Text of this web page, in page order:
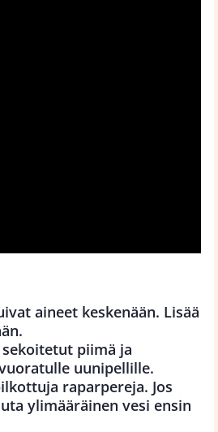
aineet keskenään. Lisää
sekoitetut piimä ja
uunipellille.
raparpereja. Jos
ylimääräinen vesi ensin